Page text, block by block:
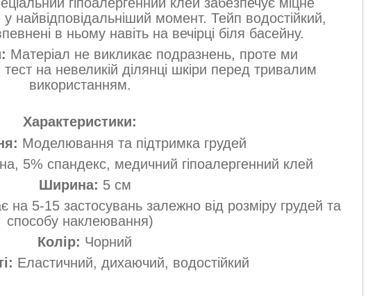
найвідповідальніший момент. Тейп водостійкий,
в ньому навіть на вечірці біля басейну.
Матеріал не викликає подразнень, проте ми
на невеликій ділянці шкіри перед тривалим
використанням.
Характеристики:
Моделювання та підтримка грудей
5% спандекс, медичний гіпоалергенний клей
Ширина: 5 см
на 5-15 застосувань залежно від розміру грудей та
способу наклеювання)
Колір: Чорний
Еластичний, дихаючий, водостійкий